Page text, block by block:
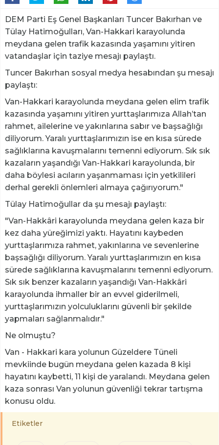
DEM Parti Eş Genel Başkanları Tuncer Bakırhan ve
Tülay Hatimoğulları, Van-Hakkari karayolunda
meydana gelen trafik kazasında yaşamını yitiren
vatandaşlar için taziye mesajı paylaştı.
Tuncer Bakırhan sosyal medya hesabından şu mesajı
paylaştı:
Van-Hakkari karayolunda meydana gelen elim trafik
kazasında yaşamını yitiren yurttaşlarımıza Allah’tan
rahmet, ailelerine ve yakınlarına sabır ve başsağlığı
diliyorum. Yaralı yurttaşlarımızın ise en kısa sürede
sağlıklarına kavuşmalarını temenni ediyorum. Sık sık
kazaların yaşandığı Van-Hakkari karayolunda, bir
daha böylesi acıların yaşanmaması için yetkilileri
derhal gerekli önlemleri almaya çağırıyorum."
Tülay Hatimoğullar da şu mesajı paylaştı:
"Van-Hakkâri karayolunda meydana gelen kaza bir
kez daha yüreğimizi yaktı. Hayatını kaybeden
yurttaşlarımıza rahmet, yakınlarına ve sevenlerine
başsağlığı diliyorum. Yaralı yurttaşlarımızın en kısa
sürede sağlıklarına kavuşmalarını temenni ediyorum.
Sık sık benzer kazaların yaşandığı Van-Hakkâri
karayolunda ihmaller bir an evvel giderilmeli,
yurttaşlarımızın yolculuklarını güvenli bir şekilde
yapmaları sağlanmalıdır."
Ne olmuştu?
Van - Hakkari kara yolunun Güzeldere Tüneli
mevkiinde bugün meydana gelen kazada 8 kişi
hayatını kaybetti, 11 kişi de yaralandı. Meydana gelen
kaza sonrası Van yolunun güvenliği tekrar tartışma
konusu oldu.
Etiketler